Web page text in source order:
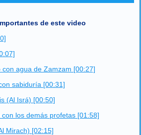
de este video
agua de Zamzam [00:27]
sabiduría [00:31]
(Al Isrá) [00:50]
los demás profetas [01:58]
Mirach) [02:15]